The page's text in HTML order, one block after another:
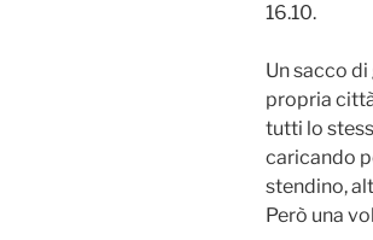
16.10.
Un sacco
propria
tutti lo
caricando
stendino,
Però una